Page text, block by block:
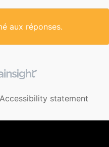
aux réponses.
Accessibility statement